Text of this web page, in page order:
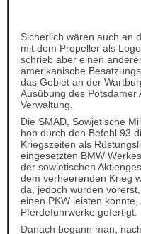
Sicherlich wären auch an
mit dem Propeller als
schrieb aber einen
amerikanische
das Gebiet an der
Ausübung des Potsdamer
Verwaltung.
Die SMAD, Sowjetische
hob durch den Befehl 93
Kriegszeiten als
eingesetzten BMW
der sowjetischen
dem verheerenden Krieg
da, jedoch wurden
einen PKW leisten
Pferdefuhrwerke gefertigt.
Danach begann man,